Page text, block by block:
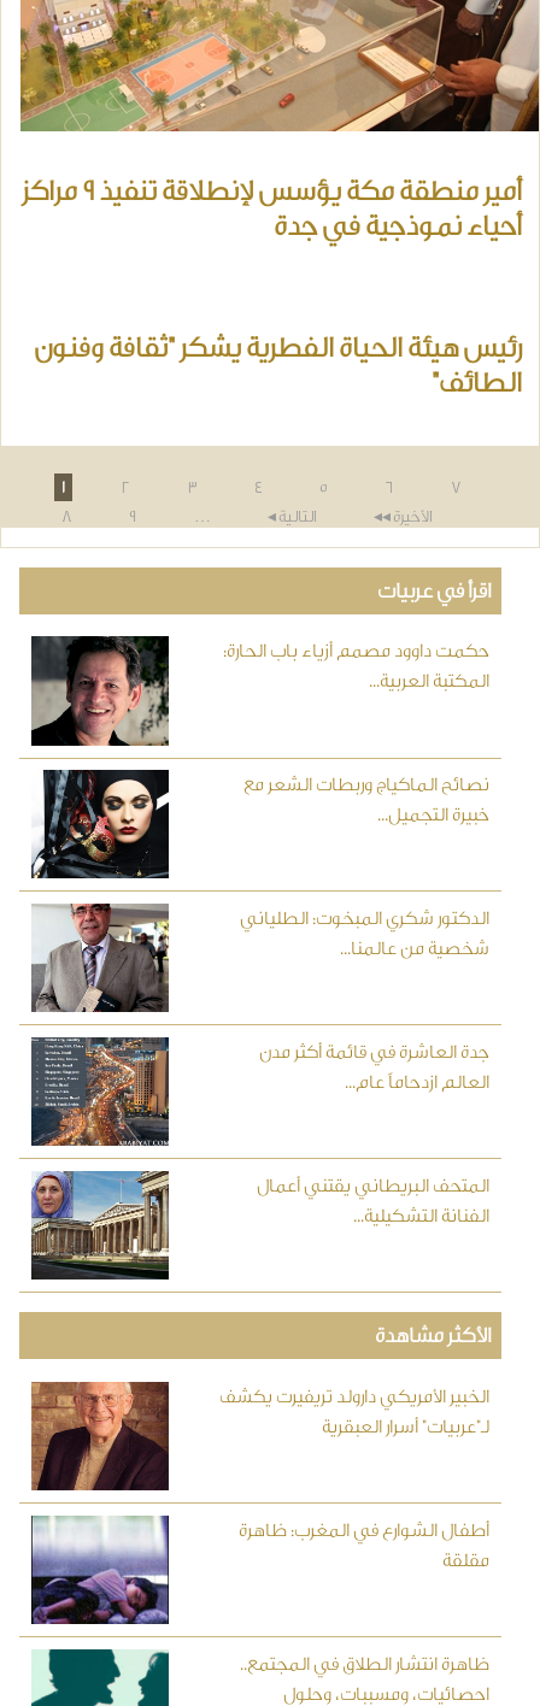
أمير منطقة مكة يؤسس لإنطلاقة تنفيذ 9 مراكز
أحياء نموذجية في جدة
رئيس هيئة الحياة الفطرية يشكر "ثقافة وفنون
الطائف"
… التالية ◂ الأخيرة ◂◂
اقرأ في عربيات
حكمت داوود مصمم أزياء باب الحارة:
المكتبة العربية...
نصائح الماكياج وربطات الشعر مع
خبيرة التجميل...
الدكتور شكري المبخوت: الطلياني
شخصية من عالمنا...
جدة العاشرة في قائمة أكثر مدن
العالم ازدحاماً عام...
المتحف البريطاني يقتني أعمال
الفنانة التشكيلية...
الأكثر مشاهدة
الخبير الأمريكي دارولد تريفيرت يكشف
لـ"عربيات" أسرار العبقرية
أطفال الشوارع في المغرب: ظاهرة
مقلقة
ظاهرة انتشار الطلاق في المجتمع..
احصائيات، ومسببات، وحلول